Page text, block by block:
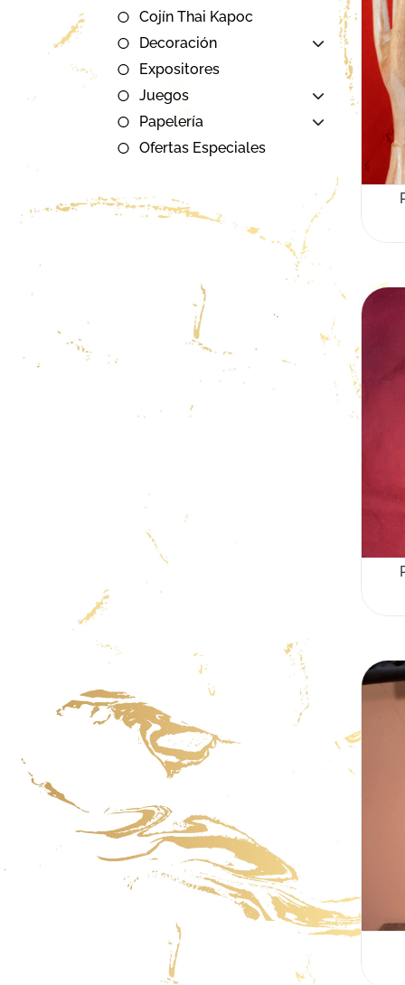
Cojín Thai Kapoc
Decoración
Expositores
Juegos
Papelería
Ofertas Especiales